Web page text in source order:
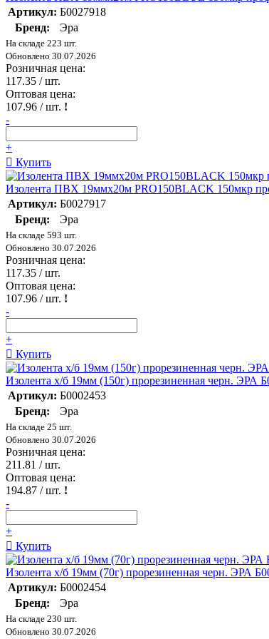
Артикул: Б0027918
Бренд:
Эра
На складе 223 шт.
Обновлено 30.07.2026
Розничная цена:
117.35 / шт.
Оптовая цена:
107.96 / шт. !
-
+
Купить
Изолента ПВХ 19ммх20м PRO150BLACK 150мкр
Артикул: Б0027917
Бренд:
Эра
На складе 593 шт.
Обновлено 30.07.2026
Розничная цена:
117.35 / шт.
Оптовая цена:
107.96 / шт. !
-
+
Купить
Изолента х/б 19мм (150г) прорезиненная черн. ЭРА
Артикул: Б0002453
Бренд:
Эра
На складе 25 шт.
Обновлено 30.07.2026
Розничная цена:
211.81 / шт.
Оптовая цена:
194.87 / шт. !
-
+
Купить
Изолента х/б 19мм (70г) прорезиненная черн. ЭРА
Артикул: Б0002454
Бренд:
Эра
На складе 230 шт.
Обновлено 30.07.2026